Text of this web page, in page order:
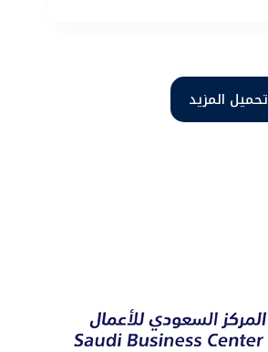
تحميل المزيد